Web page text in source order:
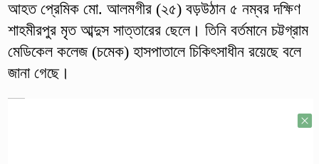
আহত প্রেমিক মো. আলমগীর (২৫) বড়উঠান ৫ নম্বর দক্ষিণ
শাহমীরপুর মৃত আব্দুস সাত্তারের ছেলে। তিনি বর্তমানে চট্টগ্রাম
মেডিকেল কলেজ (চমেক) হাসপাতালে চিকিৎসাধীন রয়েছে বলে
জানা গেছে।